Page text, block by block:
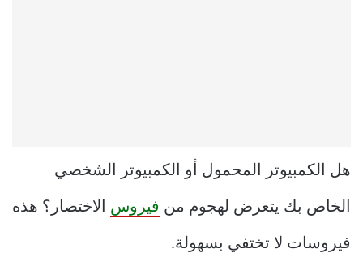
هل الكمبيوتر المحمول أو الكمبيوتر الشخصي
الخاص بك يتعرض لهجوم من فيروس الاختصار؟ هذه
فيروسات لا تختفي بسهولة.